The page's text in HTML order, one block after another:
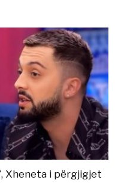
Xheneta i përgjigjet